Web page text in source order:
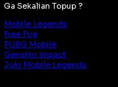
Ga Sekalian Topup ?
Mobile Legends
Free Fire
PUBG Mobile
Genshin Impact
Joki Mobile Legends